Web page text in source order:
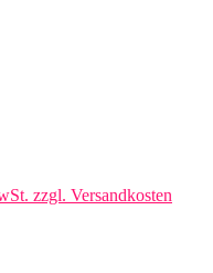
zzgl. Versandkosten